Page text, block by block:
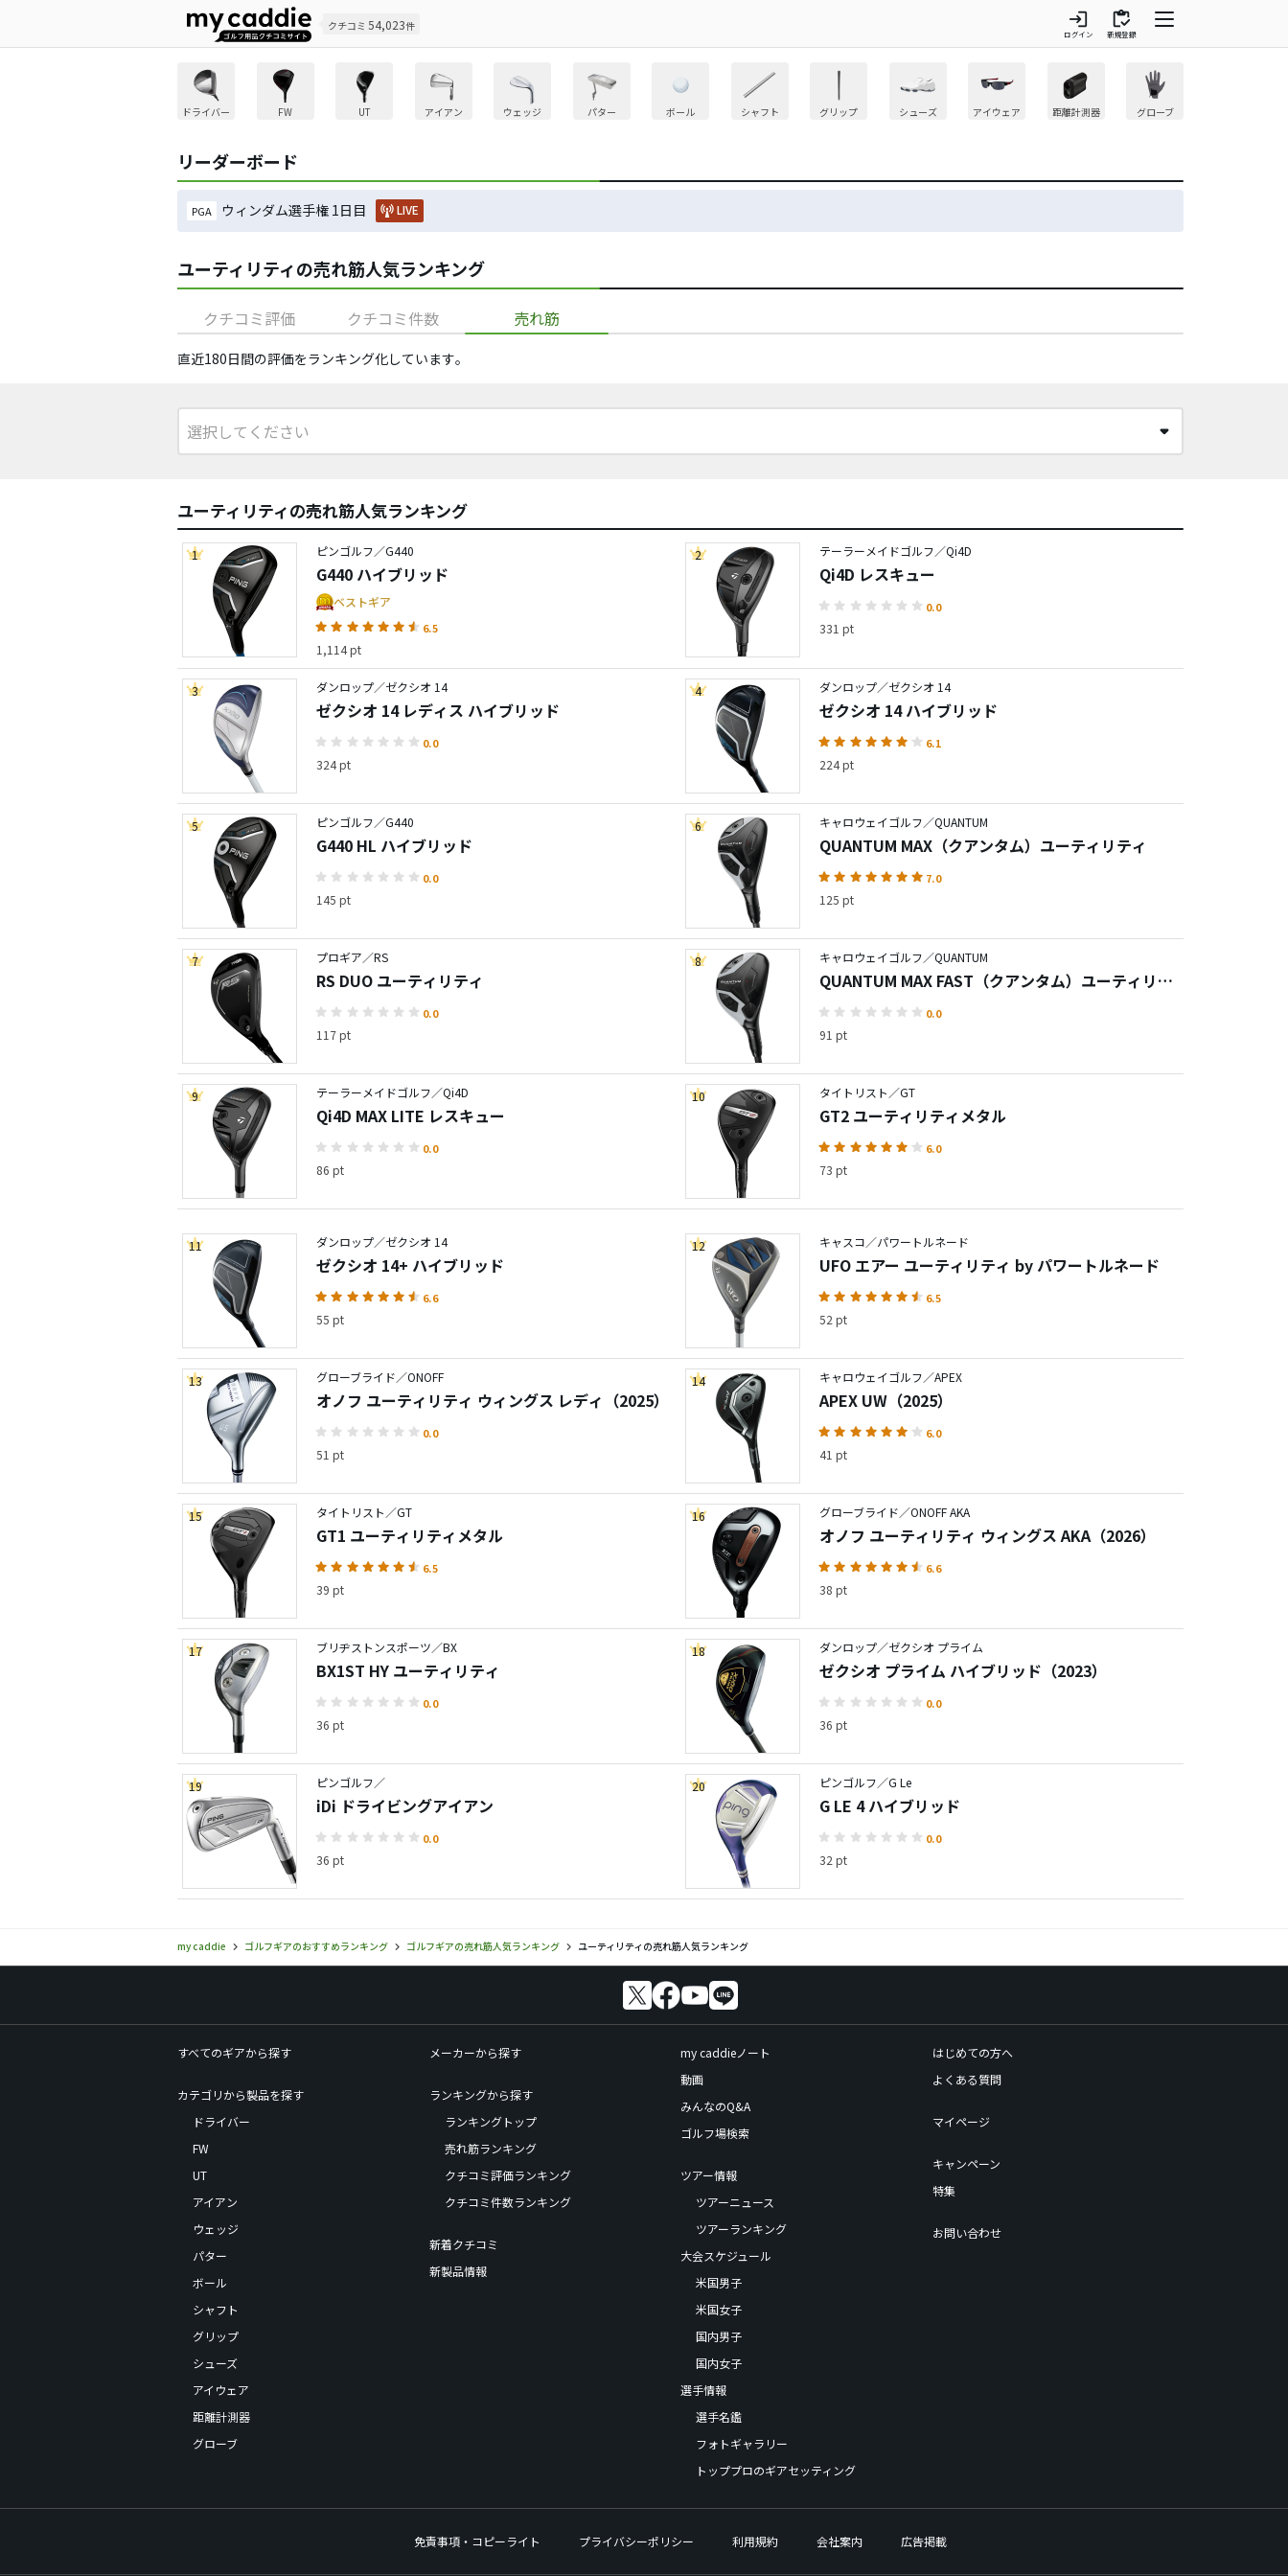
クチコミ 54,023件 login
ログイン
inventory
新規登録
ドライバー FW UT アイアン ウェッジ パター ボール シャフト グリップ シューズ アイウェア 距離計測器 グローブ
リーダーボード
PGA ウィンダム選手権 1日目 LIVE
ユーティリティの売れ筋人気ランキング
クチコミ評価 クチコミ件数 売れ筋
直近180日間の評価をランキング化しています​。
ユーティリティの売れ筋人気ランキング
1 ピンゴルフ／G440
G440 ハイブリッド
ベストギア
6.5
1,114 pt
2 テーラーメイドゴルフ／Qi4D
Qi4D レスキュー
0.0
331 pt
3 ダンロップ／ゼクシオ 14
ゼクシオ 14 レディス ハイブリッド
0.0
324 pt
4 ダンロップ／ゼクシオ 14
ゼクシオ 14 ハイブリッド
6.1
224 pt
5 ピンゴルフ／G440
G440 HL ハイブリッド
0.0
145 pt
6 キャロウェイゴルフ／QUANTUM
QUANTUM MAX（クアンタム）ユーティリティ
7.0
125 pt
7 プロギア／RS
RS DUO ユーティリティ
0.0
117 pt
8 キャロウェイゴルフ／QUANTUM
QUANTUM MAX FAST（クアンタム）ユーティリテ
ィ
0.0
91 pt
9 テーラーメイドゴルフ／Qi4D
Qi4D MAX LITE レスキュー
0.0
86 pt
10 タイトリスト／GT
GT2 ユーティリティメタル
6.0
73 pt
11 ダンロップ／ゼクシオ 14
ゼクシオ 14+ ハイブリッド
6.6
55 pt
12 キャスコ／パワートルネード
UFO エアー ユーティリティ by パワートルネード
6.5
52 pt
13 グローブライド／ONOFF
オノフ ユーティリティ ウィングス レディ（2025）
0.0
51 pt
14 キャロウェイゴルフ／APEX
APEX UW（2025）
6.0
41 pt
15 タイトリスト／GT
GT1 ユーティリティメタル
6.5
39 pt
16 グローブライド／ONOFF AKA
オノフ ユーティリティ ウィングス AKA（2026）
6.6
38 pt
17 ブリヂストンスポーツ／BX
BX1ST HY ユーティリティ
0.0
36 pt
18 ダンロップ／ゼクシオ プライム
ゼクシオ プライム ハイブリッド（2023）
0.0
36 pt
19 ピンゴルフ／
iDi ドライビングアイアン
0.0
36 pt
20 ピンゴルフ／G Le
G LE 4 ハイブリッド
0.0
32 pt
my caddie ゴルフギアのおすすめランキング ゴルフギアの売れ筋人気ランキング ユーティリティの売れ筋人気ランキング
すべてのギアから探す
カテゴリから製品を探す
ドライバー
FW
UT
アイアン
ウェッジ
パター
ボール
シャフト
グリップ
シューズ
アイウェア
距離計測器
グローブ
メーカーから探す
ランキングから探す
ランキングトップ
売れ筋ランキング
クチコミ評価ランキング
クチコミ件数ランキング
新着クチコミ
新製品情報
my caddieノート
動画
みんなのQ&A
ゴルフ場検索
ツアー情報
ツアーニュース
ツアーランキング
大会スケジュール
米国男子
米国女子
国内男子
国内女子
選手情報
選手名鑑
フォトギャラリー
トッププロのギアセッティング
はじめての方へ
よくある質問
マイページ
キャンペーン
特集
お問い合わせ
免責事項・コピーライト プライバシーポリシー 利用規約 会社案内 広告掲載